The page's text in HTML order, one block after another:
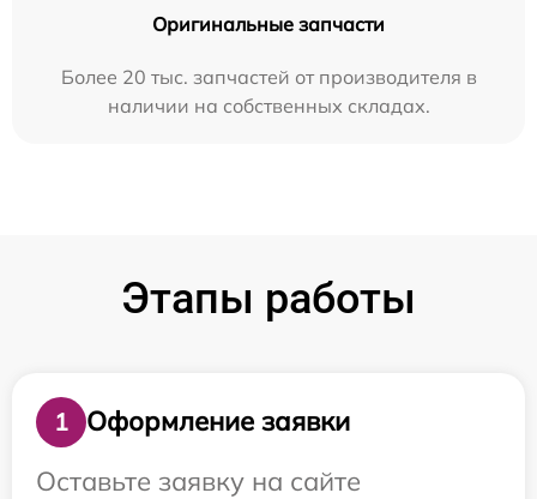
Оригинальные запчасти
Более 20 тыс. запчастей от производителя в
наличии на собственных складах.
Этапы работы
1
Оформление заявки
Оставьте заявку на сайте